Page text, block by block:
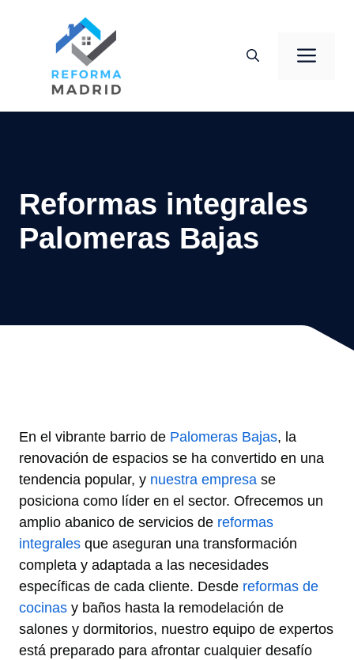
contenido
Reformas integrales
Palomeras Bajas
En el vibrante barrio de Palomeras Bajas, la
renovación de espacios se ha convertido en una
tendencia popular, y nuestra empresa se
posiciona como líder en el sector. Ofrecemos un
amplio abanico de servicios de reformas
integrales que aseguran una transformación
completa y adaptada a las necesidades
específicas de cada cliente. Desde reformas de
cocinas y baños hasta la remodelación de
salones y dormitorios, nuestro equipo de expertos
está preparado para afrontar cualquier desafío